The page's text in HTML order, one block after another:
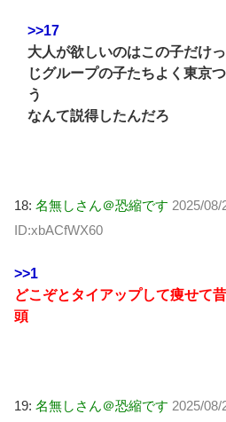
>>17
大人が欲しいのはこの子だけ
じグループの子たちよく東京
う
なんて説得したんだろ
18: 名無しさん＠恐縮です 2025/08/
ID:xbACfWX60
>>1
どこぞとタイアップして痩せて
頭
19: 名無しさん＠恐縮です 2025/08/